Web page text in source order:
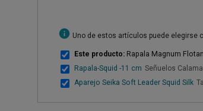
info Uno de estos artículos puede elegirse
Este producto: Rapala Magnum
Rapala-Squid -11 cm Señuelos
Aparejo Seika Soft Leader Squid Silk